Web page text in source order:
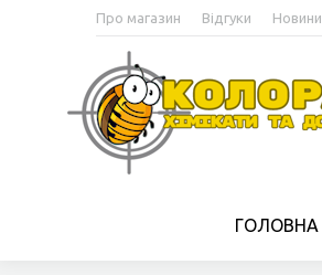
Про магазин Відгуки Новини
ГОЛОВНА